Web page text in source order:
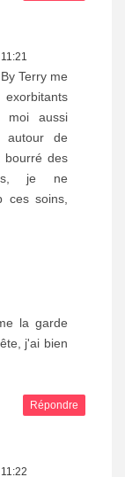
Terry me
moi aussi
autour de
bourré des
je ne
ces soins,
la garde
j'ai bien
Répondre